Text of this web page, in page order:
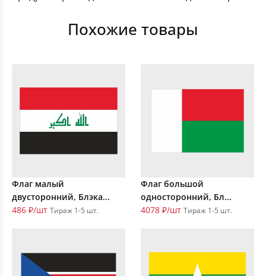
Похожие товары
Флаг малый
двусторонний, Блэка...
486 ₽/шт Тираж 1-5 шт.
Флаг большой
односторонний, Бл...
4078 ₽/шт Тираж 1-5 шт.